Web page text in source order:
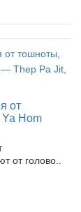
от
Hom
от голово..